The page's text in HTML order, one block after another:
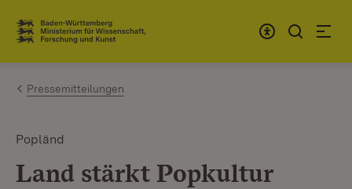
Zum Inhalt springen
Link zur Startseite
Pressemitteilungen
Popländ
Land stärkt Popkultur